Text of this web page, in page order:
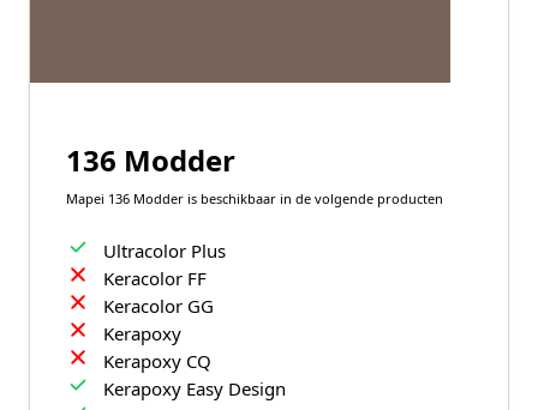
136 Modder
Mapei 136 Modder is beschikbaar in de volgende producten
Ultracolor Plus
Keracolor FF
Keracolor GG
Kerapoxy
Kerapoxy CQ
Kerapoxy Easy Design